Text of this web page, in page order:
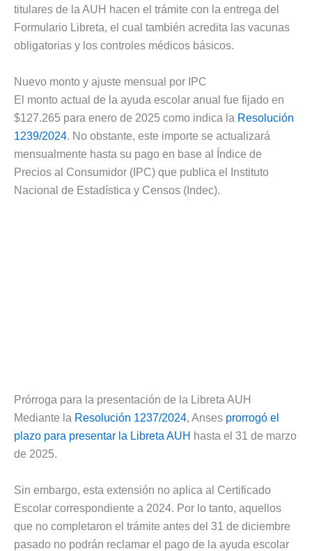
titulares de la AUH hacen el trámite con la entrega del
Formulario Libreta, el cual también acredita las vacunas
obligatorias y los controles médicos básicos.
Nuevo monto y ajuste mensual por IPC
El monto actual de la ayuda escolar anual fue fijado en
$127.265 para enero de 2025 como indica la Resolución
1239/2024. No obstante, este importe se actualizará
mensualmente hasta su pago en base al Índice de
Precios al Consumidor (IPC) que publica el Instituto
Nacional de Estadística y Censos (Indec).
Prórroga para la presentación de la Libreta AUH
Mediante la Resolución 1237/2024, Anses prorrogó el
plazo para presentar la Libreta AUH hasta el 31 de marzo
de 2025.
Sin embargo, esta extensión no aplica al Certificado
Escolar correspondiente a 2024. Por lo tanto, aquellos
que no completaron el trámite antes del 31 de diciembre
pasado no podrán reclamar el pago de la ayuda escolar